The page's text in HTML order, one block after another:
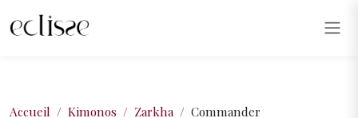
Accueil Kimonos Zarkha Commander